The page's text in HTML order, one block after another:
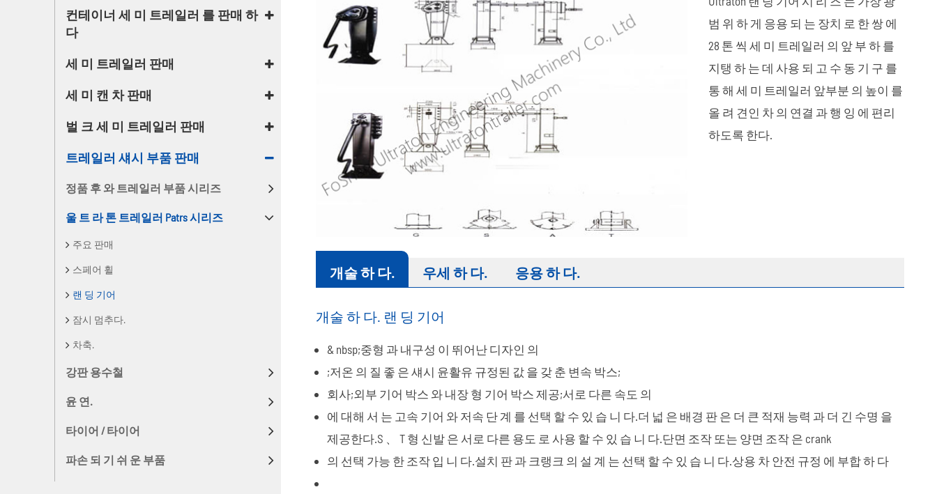
tiếng việt
ไทย
반 단 덤프트럭
40 미터³ 세 미 캔 트레일러
울타리 세 미 트레일러
울 트 라 톤 트레일러 Patrs 시리즈
타이어 / 타이어
컨테이너 세 미 트레일러 를 판매 하
다
세 미 트레일러 판매
세 미 캔 차 판매
벌 크 세 미 트레일러 판매
트레일러 섀시 부품 판매
정품 후 와 트레일러 부품 시리즈
울 트 라 톤 트레일러 Patrs 시리즈
주요 판매
스페어 휠
랜 딩 기어
잠시 멈추다.
차축.
강판 용수철
윤 연.
타이어 / 타이어
파손 되 기 쉬 운 부품
범 위 하 게 응용 되 는 장치 로 한 쌍 에
28 톤 씩 세 미 트레일러 의 앞 부 하 를
지탱 하 는 데 사용 되 고 수 동 기 구 를
통 해 세 미 트레일러 앞부분 의 높이 를
올 려 견인 차 의 연결 과 행 잉 에 편리
하도록 한다.
개술 하 다. 우세 하 다. 응용 하 다.
개술 하 다. 랜 딩 기어
& nbsp;중형 과 내구성 이 뛰어난 디자인 의
;저온 의 질 좋 은 섀시 윤활유 규정된 값 을 갖 춘 변속 박스;
회사;외부 기어 박스 와 내장 형 기어 박스 제공;서로 다른 속도 의
에 대해 서 는 고속 기어 와 저속 단 계 를 선택 할 수 있 습 니 다.더 넓 은 배경 판 은 더 큰 적재 능력 과 더 긴 수명 을
제공한다.S 、 T 형 신발 은 서로 다른 용도 로 사용 할 수 있 습 니 다.단면 조작 또는 양면 조작 은 crank
의 선택 가능 한 조작 입 니 다.설치 판 과 크랭크 의 설 계 는 선택 할 수 있 습 니 다.상용 차 안전 규정 에 부합 하 다